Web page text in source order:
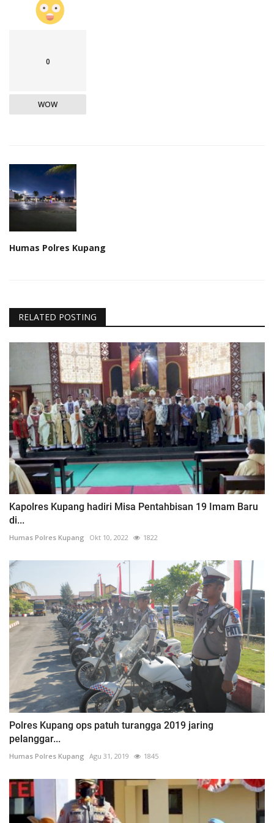
0
WOW
Humas Polres Kupang
RELATED POSTING
Kapolres Kupang hadiri Misa Pentahbisan 19 Imam Baru
di...
Humas Polres Kupang Okt 10, 2022 1822
Polres Kupang ops patuh turangga 2019 jaring
pelanggar...
Humas Polres Kupang Agu 31, 2019 1845